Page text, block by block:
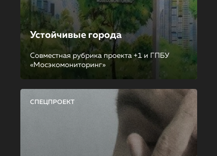
Устойчивые города
Совместная рубрика проекта +1 и ГПБУ
«Мосэкомониторинг»
СПЕЦПРОЕКТ